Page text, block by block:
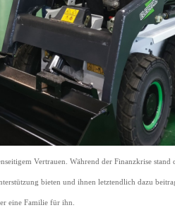
Vertrauen. Während der Finanzkrise
bieten und ihnen letztendlich dazu
eine Familie für ihn.